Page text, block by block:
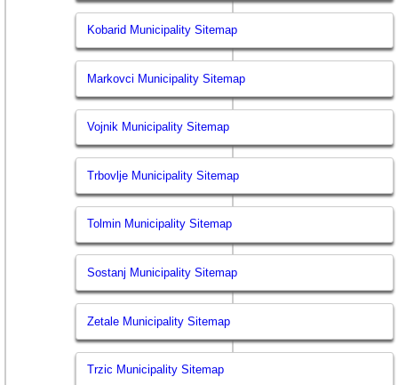
Kobarid Municipality Sitemap
Markovci Municipality Sitemap
Vojnik Municipality Sitemap
Trbovlje Municipality Sitemap
Tolmin Municipality Sitemap
Sostanj Municipality Sitemap
Zetale Municipality Sitemap
Trzic Municipality Sitemap